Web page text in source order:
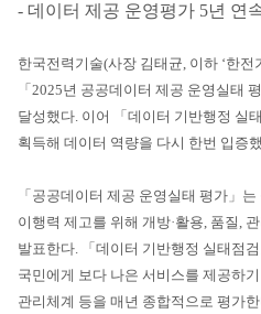
- 데이터 제공 운영평가 5년 연
한국전력기술(사장 김태균, 이하 ‘한
「2025년 공공데이터 제공 운영실태
달성했다. 이어 「데이터 기반행정 실
획득해 데이터 역량을 다시 한번 입증
「공공데이터 제공 운영실태 평가」
이행력 제고를 위해 개방·활용, 품질,
발표한다. 「데이터 기반행정 실태점
국민에게 보다 나은 서비스를 제공하
관리체계 등을 매년 종합적으로 평가